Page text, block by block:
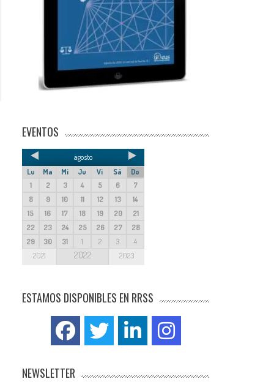
EVENTOS
agosto
Lu Ma Mi Ju Vi Sá
Do
1
2 3 4 5 6
7
8
9 10 11 12 13
14
15
16 17 18 19 20
21
22
23 24 25 26 27
28
29
30 31 1 2 3 4
2021 2022 2023
ESTAMOS DISPONIBLES EN RRSS
NEWSLETTER